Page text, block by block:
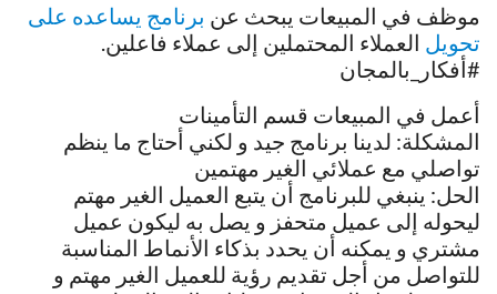
موظف في المبيعات يبحث عن برنامج يساعده على
تحويل العملاء المحتملين إلى عملاء فاعلين.
#أفكار_بالمجان
أعمل في المبيعات قسم التأمينات
المشكلة: لدينا برنامج جيد و لكني أحتاج ما ينظم
تواصلي مع عملائي الغير مهتمين
الحل: ينبغي للبرنامج أن يتبع العميل الغير مهتم
ليحوله إلى عميل متحفز و يصل به ليكون عميل
مشتري و يمكنه أن يحدد بذكاء الأنماط المناسبة
للتواصل من أجل تقديم رؤية للعميل الغير مهتم و